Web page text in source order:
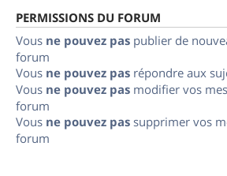
PERMISSIONS DU FORUM
Vous ne pouvez pas publier de
forum
Vous ne pouvez pas répondre aux
Vous ne pouvez pas modifier vos
forum
Vous ne pouvez pas supprimer vos
forum